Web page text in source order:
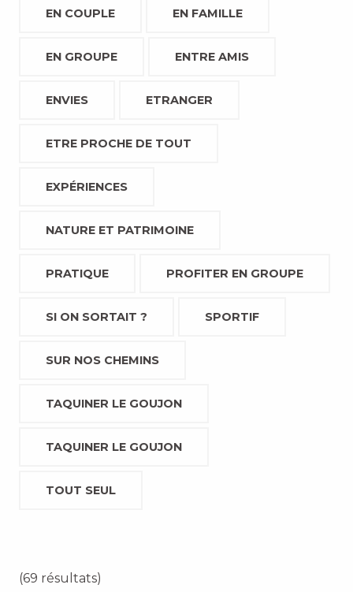
EN COUPLE EN FAMILLE
EN GROUPE ENTRE AMIS
ENVIES ETRANGER
ETRE PROCHE DE TOUT
EXPÉRIENCES
NATURE ET PATRIMOINE
PRATIQUE PROFITER EN GROUPE
SI ON SORTAIT ? SPORTIF
SUR NOS CHEMINS
TAQUINER LE GOUJON
TAQUINER LE GOUJON
TOUT SEUL
(69 résultats)